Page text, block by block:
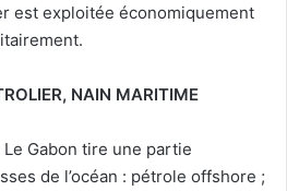
est exploitée économiquement
NAIN MARITIME
Gabon tire une partie
de l’océan : pétrole offshore ;